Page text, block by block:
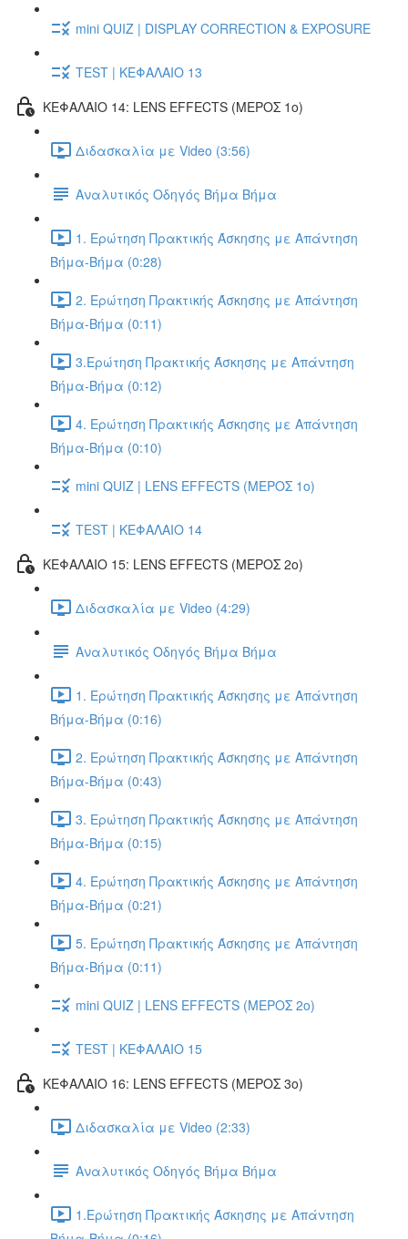
mini QUIZ | DISPLAY CORRECTION & EXPOSURE
TEST | ΚΕΦΑΛΑΙΟ 13
ΚΕΦΑΛΑΙΟ 14: LENS EFFECTS (ΜΕΡΟΣ 1ο)
Διδασκαλία με Video (3:56)
Αναλυτικός Οδηγός Βήμα Βήμα
1. Ερώτηση Πρακτικής Άσκησης με Απάντηση
Βήμα-Βήμα (0:28)
2. Ερώτηση Πρακτικής Άσκησης με Απάντηση
Βήμα-Βήμα (0:11)
3.Ερώτηση Πρακτικής Άσκησης με Απάντηση
Βήμα-Βήμα (0:12)
4. Ερώτηση Πρακτικής Άσκησης με Απάντηση
Βήμα-Βήμα (0:10)
mini QUIZ | LENS EFFECTS (ΜΕΡΟΣ 1ο)
TEST | ΚΕΦΑΛΑΙΟ 14
ΚΕΦΑΛΑΙΟ 15: LENS EFFECTS (ΜΕΡΟΣ 2o)
Διδασκαλία με Video (4:29)
Αναλυτικός Οδηγός Βήμα Βήμα
1. Ερώτηση Πρακτικής Άσκησης με Απάντηση
Βήμα-Βήμα (0:16)
2. Ερώτηση Πρακτικής Άσκησης με Απάντηση
Βήμα-Βήμα (0:43)
3. Ερώτηση Πρακτικής Άσκησης με Απάντηση
Βήμα-Βήμα (0:15)
4. Ερώτηση Πρακτικής Άσκησης με Απάντηση
Βήμα-Βήμα (0:21)
5. Ερώτηση Πρακτικής Άσκησης με Απάντηση
Βήμα-Βήμα (0:11)
mini QUIZ | LENS EFFECTS (ΜΕΡΟΣ 2o)
TEST | ΚΕΦΑΛΑΙΟ 15
ΚΕΦΑΛΑΙΟ 16: LENS EFFECTS (ΜΕΡΟΣ 3o)
Διδασκαλία με Video (2:33)
Αναλυτικός Οδηγός Βήμα Βήμα
1.Ερώτηση Πρακτικής Άσκησης με Απάντηση